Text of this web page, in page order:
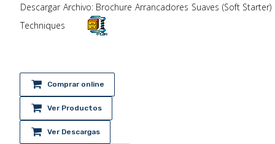
Descargar Archivo: Brochure Arrancadores Suaves (Soft
Techniques
Comprar online
Ver Productos
Ver Descargas